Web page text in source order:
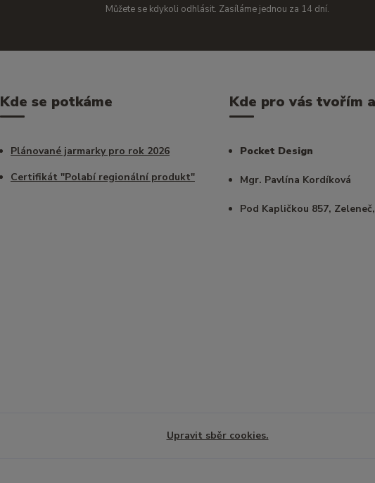
Můžete se kdykoli odhlásit. Zasíláme jednou za 14 dní.
Kde se potkáme
Plánované jarmarky pro rok 2026
Certifikát "Polabí regionální produkt"
Kde pro vás tvořím
Pocket Design
Mgr. Pavlína Kordíková
Pod Kapličkou 857,
Upravit sběr cookies.